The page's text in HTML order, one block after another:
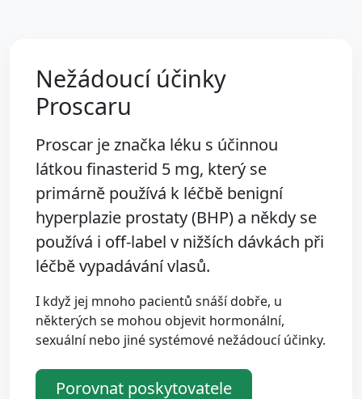
Nežádoucí účinky
Proscaru
Proscar je značka léku s účinnou
látkou finasterid 5 mg, který se
primárně používá k léčbě benigní
hyperplazie prostaty (BHP) a někdy se
používá i off-label v nižších dávkách při
léčbě vypadávání vlasů.
I když jej mnoho pacientů snáší dobře, u
některých se mohou objevit hormonální,
sexuální nebo jiné systémové nežádoucí účinky.
Porovnat poskytovatele